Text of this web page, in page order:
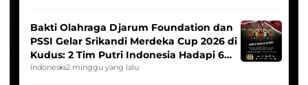
Bakti Olahraga Djarum Foundation dan
PSSI Gelar Srikandi Merdeka Cup 2026 di
Kudus: 2 Tim Putri Indonesia Hadapi 6
Tim Asia
Indonesia2 minggu yang lalu